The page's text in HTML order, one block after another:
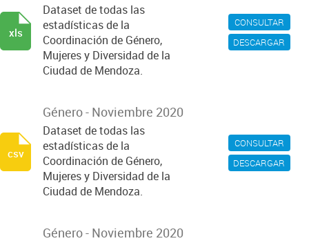
CONSULTAR
DESCARGAR
Dataset de todas las
estadísticas de la
Coordinación de Género,
Mujeres y Diversidad de la
Ciudad de Mendoza.
xls
CONSULTAR
DESCARGAR
Género - Noviembre 2020
Dataset de todas las
estadísticas de la
Coordinación de Género,
Mujeres y Diversidad de la
Ciudad de Mendoza.
csv
Género - Noviembre 2020